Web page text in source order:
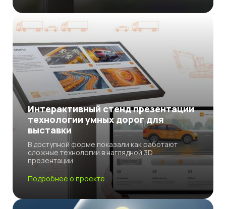
Интерактивный стенд презентации
технологии умных дорог для
выставки
В доступной форме показали как работают
сложные технологии в наглядной 3D
презентации
Подробнее о проекте